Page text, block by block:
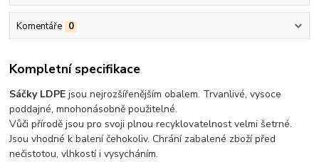
Komentáře 0
Kompletní specifikace
Sáčky LDPE jsou nejrozšířenějším obalem. Trvanlivé, vysoce
poddajné, mnohonásobně použitelné.
Vůči přírodě jsou pro svoji plnou recyklovatelnost velmi šetrné.
Jsou vhodné k balení čehokoliv. Chrání zabalené zboží před
nečistotou, vlhkostí i vysycháním.